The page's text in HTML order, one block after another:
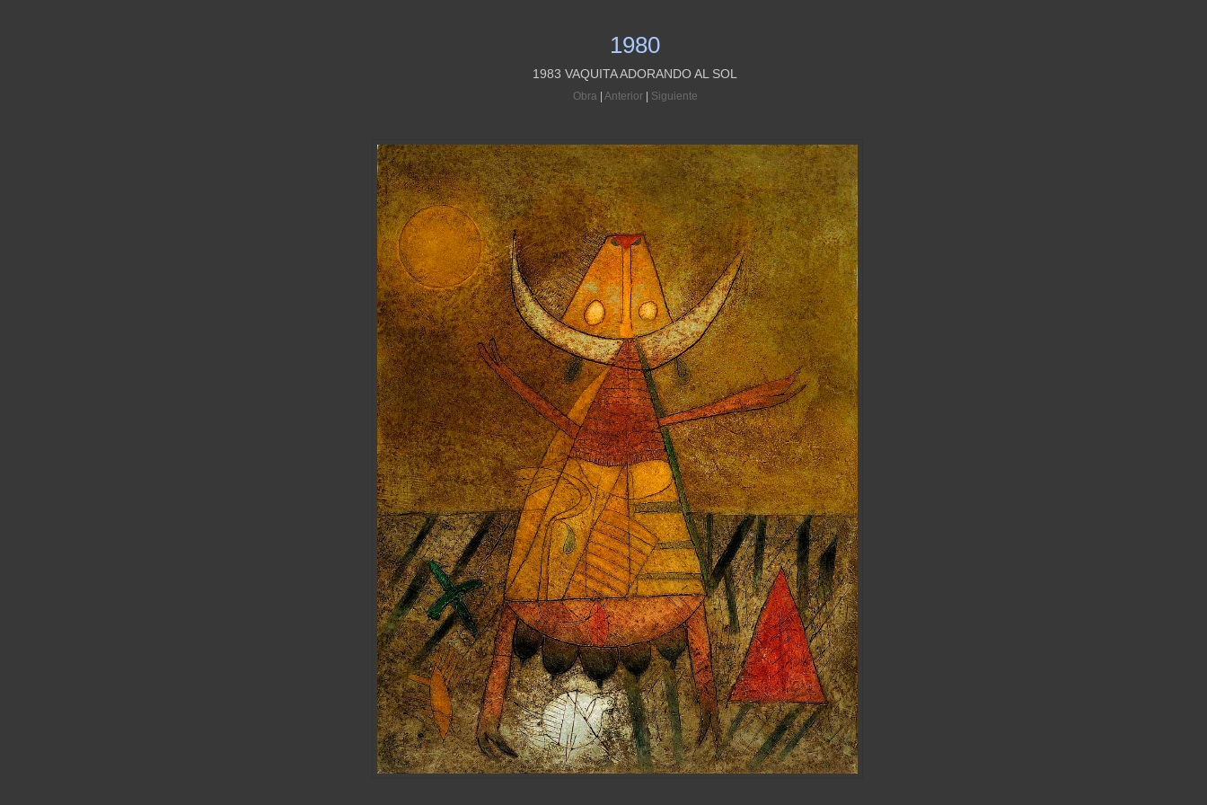
1980
1983 VAQUITA ADORANDO AL SOL
Obra| Anterior| Siguiente